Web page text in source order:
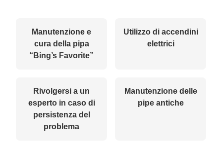
Manutenzione e
cura della pipa
“Bing’s Favorite”
Utilizzo di accendini
elettrici
Rivolgersi a un
esperto in caso di
persistenza del
problema
Manutenzione delle
pipe antiche